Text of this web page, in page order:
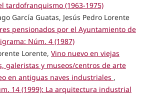
tardofranquismo (1963-1975)
García Guatas, Jesús Pedro Lorente
pensionados por el Ayuntamiento de
Núm. 4 (1987)
Lorente, Vino nuevo en viejas
galeristas y museos/centros de arte
en antiguas naves industriales ,
14 (1999): La arquitectura industrial